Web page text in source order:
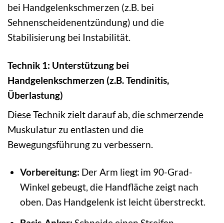
bei Handgelenkschmerzen (z.B. bei
Sehnenscheidenentzündung) und die
Stabilisierung bei Instabilität.
Technik 1: Unterstützung bei
Handgelenkschmerzen (z.B. Tendinitis,
Überlastung)
Diese Technik zielt darauf ab, die schmerzende
Muskulatur zu entlasten und die
Bewegungsführung zu verbessern.
Vorbereitung: Der Arm liegt im 90-Grad-
Winkel gebeugt, die Handfläche zeigt nach
oben. Das Handgelenk ist leicht überstreckt.